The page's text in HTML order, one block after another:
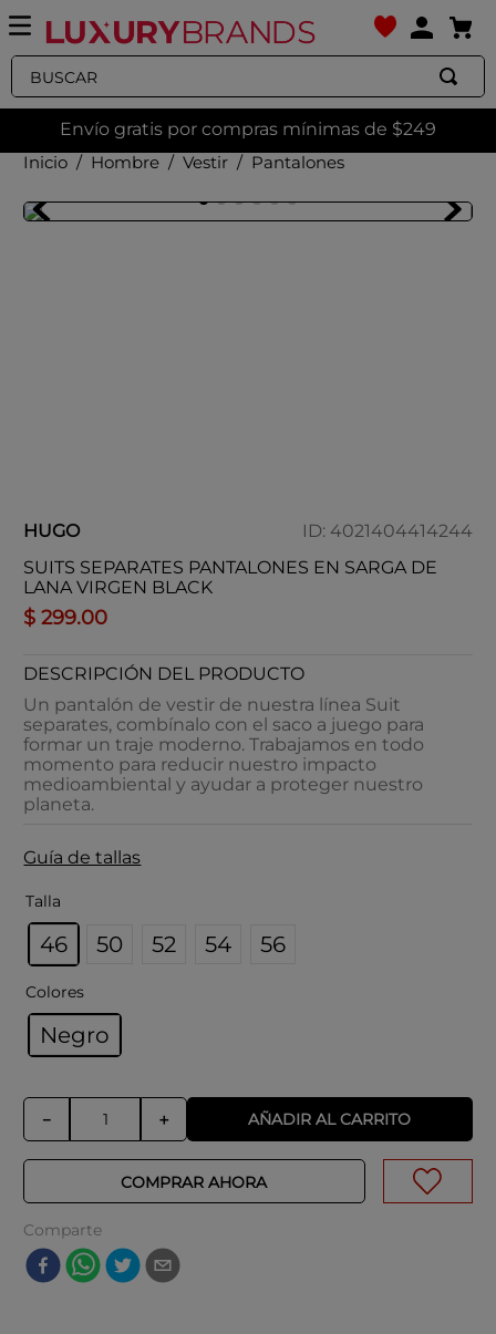
Buscar
Envío gratis por compras mínimas de $249
Hombre
Vestir Pantalones
HUGO ID: 4021404414244
SUITS SEPARATES PANTALONES EN SARGA DE
LANA VIRGEN BLACK
$ 299.00
DESCRIPCIÓN DEL PRODUCTO
Un pantalón de vestir de nuestra línea Suit
separates, combínalo con el saco a juego para
formar un traje moderno. Trabajamos en todo
momento para reducir nuestro impacto
medioambiental y ayudar a proteger nuestro
planeta.
Guía de tallas
Talla
46 50 52 54 56
Colores
Negro
＋
－ AÑADIR AL CARRITO
COMPRAR AHORA
Comparte